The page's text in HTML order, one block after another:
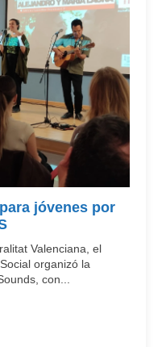
jóvenes por
Valenciana, el
organizó la
con...